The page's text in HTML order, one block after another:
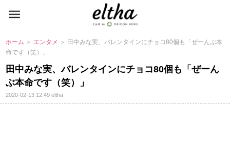
ホーム ＞ エンタメ ＞ 田中みな実、バレンタインにチョコ80個も「ぜーんぶ本
命です（笑）」
田中みな実、バレンタインにチョコ80個も「ぜーん
ぶ本命です（笑）」
2020-02-13 12:49eltha